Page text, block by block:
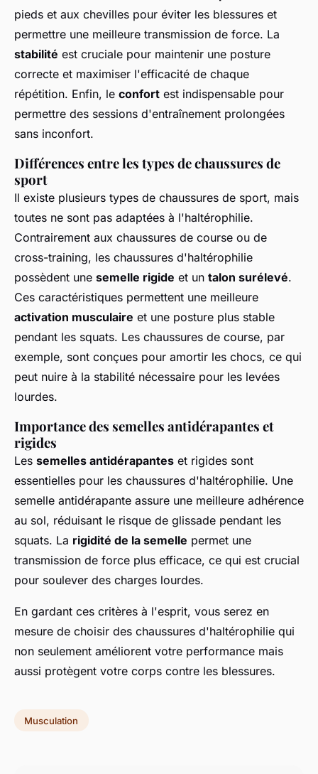
pieds et aux chevilles pour éviter les blessures et
permettre une meilleure transmission de force. La
stabilité est cruciale pour maintenir une posture
correcte et maximiser l'efficacité de chaque
répétition. Enfin, le confort est indispensable pour
permettre des sessions d'entraînement prolongées
sans inconfort.
Différences entre les types de chaussures de
sport
Il existe plusieurs types de chaussures de sport, mais
toutes ne sont pas adaptées à l'haltérophilie.
Contrairement aux chaussures de course ou de
cross-training, les chaussures d'haltérophilie
possèdent une semelle rigide et un talon surélevé.
Ces caractéristiques permettent une meilleure
activation musculaire et une posture plus stable
pendant les squats. Les chaussures de course, par
exemple, sont conçues pour amortir les chocs, ce qui
peut nuire à la stabilité nécessaire pour les levées
lourdes.
Importance des semelles antidérapantes et
rigides
Les semelles antidérapantes et rigides sont
essentielles pour les chaussures d'haltérophilie. Une
semelle antidérapante assure une meilleure adhérence
au sol, réduisant le risque de glissade pendant les
squats. La rigidité de la semelle permet une
transmission de force plus efficace, ce qui est crucial
pour soulever des charges lourdes.
En gardant ces critères à l'esprit, vous serez en
mesure de choisir des chaussures d'haltérophilie qui
non seulement améliorent votre performance mais
aussi protègent votre corps contre les blessures.
Musculation